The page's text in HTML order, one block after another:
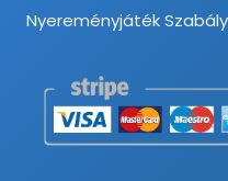
Nyereményjáték